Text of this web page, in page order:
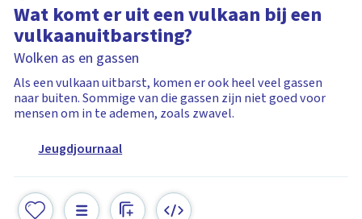
Wat komt er uit een vulkaan bij een
vulkaanuitbarsting?
Wolken as en gassen
Als een vulkaan uitbarst, komen er ook heel veel gassen
naar buiten. Sommige van die gassen zijn niet goed voor
mensen om in te ademen, zoals zwavel.
Jeugdjournaal